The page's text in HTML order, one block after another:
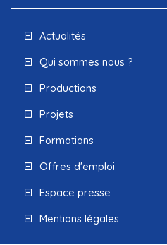
Actualités
Qui sommes nous ?
Productions
Projets
Formations
Offres d'emploi
Espace presse
Mentions légales